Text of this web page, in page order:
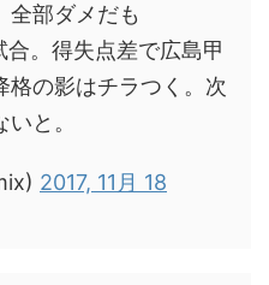
全部ダメだも
合。得失点差で広島甲
格の影はチラつく。次
と。
2017, 11月 18